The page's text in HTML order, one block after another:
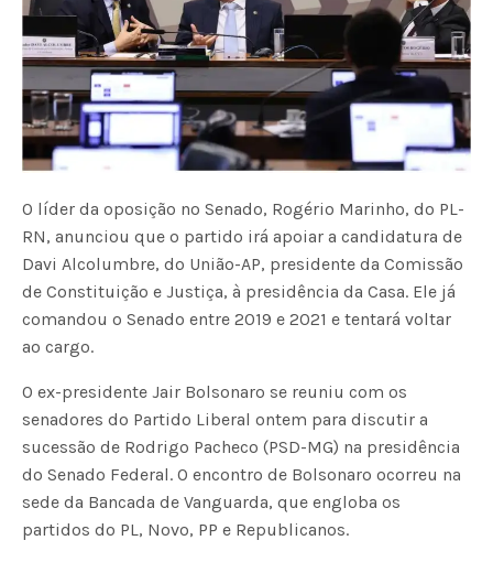
O líder da oposição no Senado, Rogério Marinho, do PL-
RN, anunciou que o partido irá apoiar a candidatura de
Davi Alcolumbre, do União-AP, presidente da Comissão
de Constituição e Justiça, à presidência da Casa. Ele já
comandou o Senado entre 2019 e 2021 e tentará voltar
ao cargo.
O ex-presidente Jair Bolsonaro se reuniu com os
senadores do Partido Liberal ontem para discutir a
sucessão de Rodrigo Pacheco (PSD-MG) na presidência
do Senado Federal. O encontro de Bolsonaro ocorreu na
sede da Bancada de Vanguarda, que engloba os
partidos do PL, Novo, PP e Republicanos.